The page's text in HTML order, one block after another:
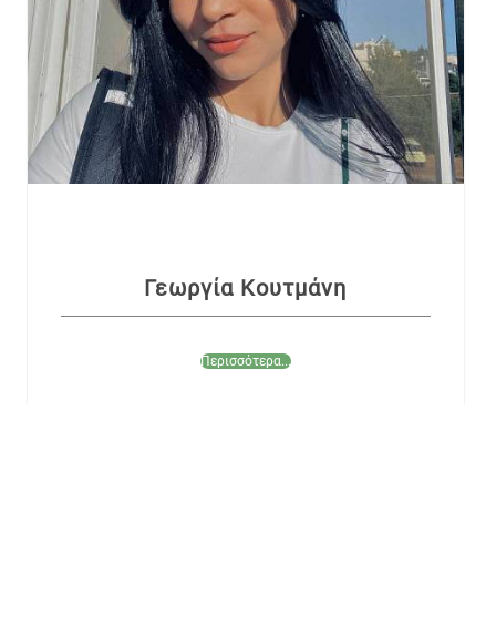
Γεωργία Κουτμάνη
Περισσότερα...